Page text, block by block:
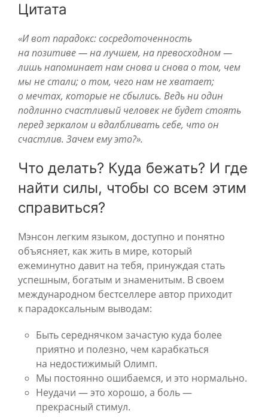
Цитата
«И вот парадокс: сосредоточенность
на позитиве — на лучшем, на превосходном —
лишь напоминает нам снова и снова о том, чем
мы не стали; о том, чего нам не хватает;
о мечтах, которые не сбылись. Ведь ни один
подлинно счастливый человек не будет стоять
перед зеркалом и вдалбливать себе, что он
счастлив. Зачем ему это?».
Что делать? Куда бежать? И где
найти силы, чтобы со всем этим
справиться?
Мэнсон легким языком, доступно и понятно
объясняет, как жить в мире, который
ежеминутно давит на тебя, принуждая стать
успешным, богатым и знаменитым. В своем
международном бестселлере автор приходит
к парадоксальным выводам:
Быть середнячком зачастую куда более
приятно и полезно, чем карабкаться
на недостижимый Олимп.
Мы постоянно ошибаемся, и это нормально.
Неудачи — это хорошо, а боль —
прекрасный стимул.